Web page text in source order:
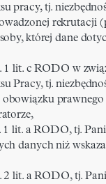
pracy, tj.
rekrutacji
której dane
1 lit. c RODO w
Pracy, tj.
obowiązku prawnego
1 lit. a RODO, tj.
danych niż
2 lit. a RODO, tj.